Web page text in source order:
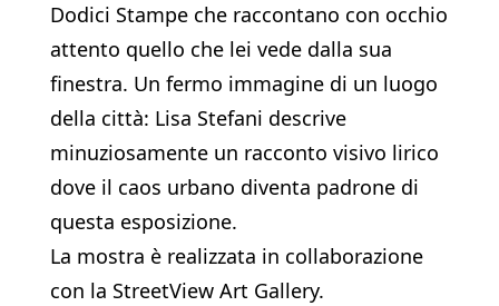
Dodici Stampe che raccontano con occhio
attento quello che lei vede dalla sua
finestra. Un fermo immagine di un luogo
della città: Lisa Stefani descrive
minuziosamente un racconto visivo lirico
dove il caos urbano diventa padrone di
questa esposizione.
La mostra è realizzata in collaborazione
con la StreetView Art Gallery.